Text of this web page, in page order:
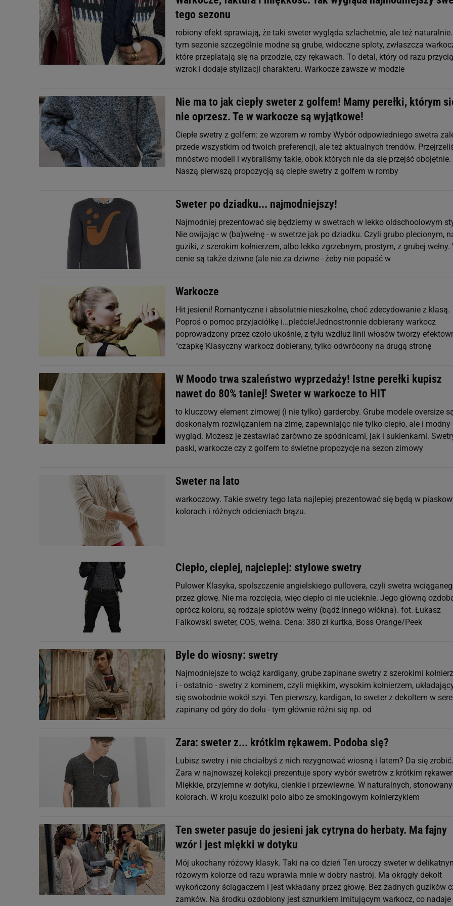
tego sezonu
robiony efekt sprawiają, że taki sweter wygląda szlachetnie, ale też
tym sezonie szczególnie modne są grube, widoczne sploty, zwłaszcza
które przeplatają się na przodzie, czy rękawach. To detal, który od razu
wzrok i dodaje stylizacji charakteru. Warkocze zawsze w modzie
Nie ma to jak ciepły sweter z golfem! Mamy perełki, którym
nie oprzesz. Te w warkocze są wyjątkowe!
Ciepłe swetry z golfem: ze wzorem w romby Wybór odpowiedniego swetra
przede wszystkim od twoich preferencji, ale też aktualnych trendów.
mnóstwo modeli i wybraliśmy takie, obok których nie da się przejść obojętnie.
Naszą pierwszą propozycją są ciepłe swetry z golfem w romby
Sweter po dziadku... najmodniejszy!
Najmodniej prezentować się będziemy w swetrach w lekko oldschoolowym
Nie owijając w (ba)wełnę - w swetrze jak po dziadku. Czyli grubo plecionym,
guziki, z szerokim kołnierzem, albo lekko zgrzebnym, prostym, z grubej wełny.
cenie są także dziwne (ale nie za dziwne - żeby nie popaść w
Warkocze
Hit jesieni! Romantyczne i absolutnie nieszkolne, choć zdecydowanie z klasą.
Poproś o pomoc przyjaciółkę i...plećcie!Jednostronnie dobierany warkocz
poprowadzony przez czoło ukośnie, z tyłu wzdłuż linii włosów tworzy
"czapkę"Klasyczny warkocz dobierany, tylko odwrócony na drugą stronę
W Moodo trwa szaleństwo wyprzedaży! Istne perełki kupisz
nawet do 80% taniej! Sweter w warkocze to HIT
to kluczowy element zimowej (i nie tylko) garderoby. Grube modele oversize
doskonałym rozwiązaniem na zimę, zapewniając nie tylko ciepło, ale i modny
wygląd. Możesz je zestawiać zarówno ze spódnicami, jak i sukienkami.
paski, warkocze czy z golfem to świetne propozycje na sezon zimowy
Sweter na lato
warkoczowy. Takie swetry tego lata najlepiej prezentować się będą w
kolorach i różnych odcieniach brązu.
Ciepło, cieplej, najcieplej: stylowe swetry
Pulower Klasyka, spolszczenie angielskiego pullovera, czyli swetra
przez głowę. Nie ma rozcięcia, więc ciepło ci nie ucieknie. Jego główną
oprócz koloru, są rodzaje splotów wełny (bądź innego włókna). fot. Łukasz
Falkowski sweter, COS, wełna. Cena: 380 zł kurtka, Boss Orange/Peek
Byle do wiosny: swetry
Najmodniejsze to wciąż kardigany, grube zapinane swetry z szerokimi
i - ostatnio - swetry z kominem, czyli miękkim, wysokim kołnierzem,
się swobodnie wokół szyi. Ten pierwszy, kardigan, to sweter z dekoltem w
zapinany od góry do dołu - tym głównie różni się np. od
Zara: sweter z... krótkim rękawem. Podoba się?
Lubisz swetry i nie chciałbyś z nich rezygnować wiosną i latem? Da się zrobić.
Zara w najnowszej kolekcji prezentuje spory wybór swetrów z krótkim
Miękkie, przyjemne w dotyku, cienkie i przewiewne. W naturalnych,
kolorach. W kroju koszulki polo albo ze smokingowym kołnierzykiem
Ten sweter pasuje do jesieni jak cytryna do herbaty. Ma fajny
wzór i jest miękki w dotyku
Mój ukochany różowy klasyk. Taki na co dzień Ten uroczy sweter w
różowym kolorze od razu wprawia mnie w dobry nastrój. Ma okrągły dekolt
wykończony ściągaczem i jest wkładany przez głowę. Bez żadnych guzików
zamków. Na środku ozdobiony jest sznurkiem imitującym warkocz, co nadaje